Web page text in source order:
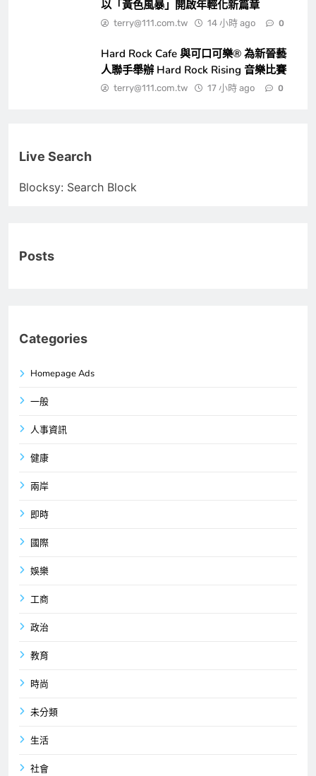
以「黃色風暴」開啟年輕化新篇章
terry@111.com.tw 14 小時 ago 0
Hard Rock Cafe 與可口可樂® 為新晉藝
人聯手舉辦 Hard Rock Rising 音樂比賽
terry@111.com.tw 17 小時 ago 0
Live Search
Blocksy: Search Block
Posts
Categories
Homepage Ads
一般
人事資訊
健康
兩岸
即時
國際
娛樂
工商
政治
教育
時尚
未分類
生活
社會